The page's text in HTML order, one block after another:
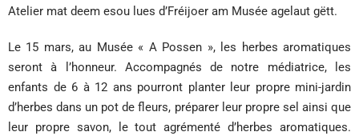
Atelier mat deem esou lues d’Fréijoer am Musée agelaut gëtt.
Le 15 mars, au Musée « A Possen », les herbes aromatiques
seront à l’honneur. Accompagnés de notre médiatrice, les
enfants de 6 à 12 ans pourront planter leur propre mini-jardin
d’herbes dans un pot de fleurs, préparer leur propre sel ainsi que
leur propre savon, le tout agrémenté d’herbes aromatiques.